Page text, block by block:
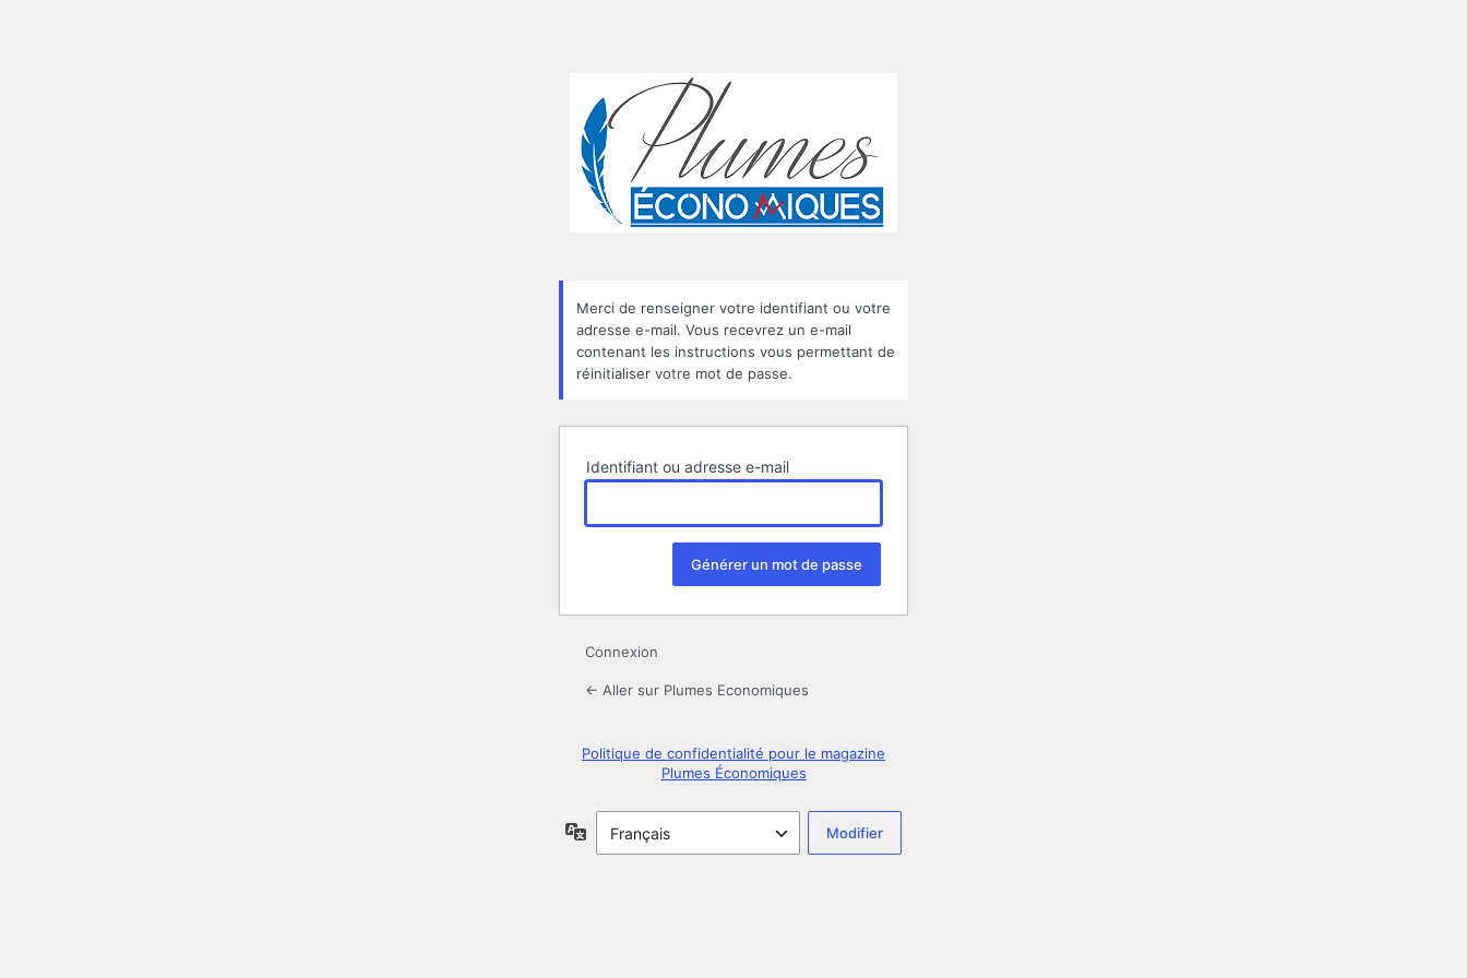
Merci de renseigner votre identifiant ou votre
adresse e-mail. Vous recevrez un e-mail
contenant les instructions vous permettant de
réinitialiser votre mot de passe.
Identifiant ou adresse e-mail
Connexion
← Aller sur Plumes Economiques
Politique de confidentialité pour le magazine
Plumes Économiques
Langue